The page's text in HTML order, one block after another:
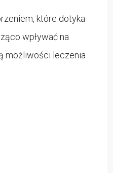
które dotyka
wpływać na
możliwości leczenia